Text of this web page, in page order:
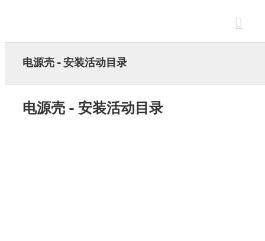
电源壳 - 安装活动目录
电源壳 - 安装活动目录